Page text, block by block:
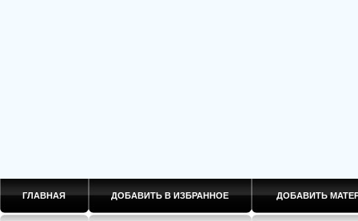
ГЛАВНАЯ ДОБАВИТЬ В ИЗБРАННОЕ ДОБАВИТЬ